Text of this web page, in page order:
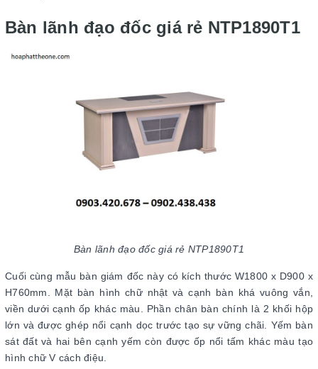
Bàn lãnh đạo đốc giá rẻ NTP1890T1
Bàn lãnh đạo đốc giá rẻ NTP1890T1
Cuối cùng mẫu bàn giám đốc này có kích thước W1800 x D900 x
H760mm. Mặt bàn hình chữ nhật và cạnh bàn khá vuông vắn,
viền dưới cạnh ốp khác màu. Phần chân bàn chính là 2 khối hộp
lớn và được ghép nổi cạnh dọc trước tạo sự vững chãi. Yếm bàn
sát đất và hai bên cạnh yếm còn được ốp nổi tấm khác màu tạo
hình chữ V cách điệu.